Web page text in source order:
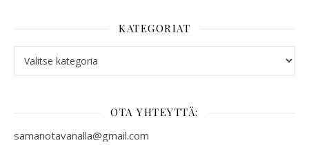
KATEGORIAT
OTA YHTEYTTÄ:
samanotavanalla@gmail.com